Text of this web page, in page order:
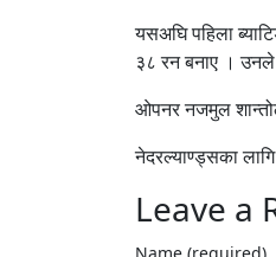
यसअघि पहिला
३८ रन बनाए । उनले
ओपनर नजमुल
नेदरल्याण्ड्सका
Leave a